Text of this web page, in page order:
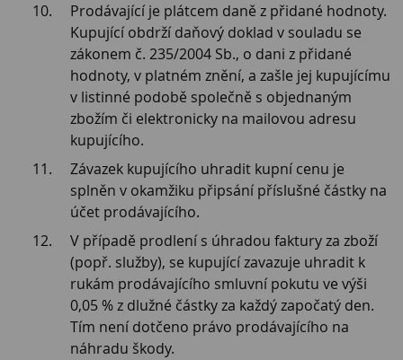
Prodávající je plátcem daně z přidané hodnoty.
Kupující obdrží daňový doklad v souladu se
zákonem č. 235/2004 Sb., o dani z přidané
hodnoty, v platném znění, a zašle jej kupujícímu
v listinné podobě společně s objednaným
zbožím či elektronicky na mailovou adresu
kupujícího.
Závazek kupujícího uhradit kupní cenu je
splněn v okamžiku připsání příslušné částky na
účet prodávajícího.
V případě prodlení s úhradou faktury za zboží
(popř. služby), se kupující zavazuje uhradit k
rukám prodávajícího smluvní pokutu ve výši
0,05 % z dlužné částky za každý započatý den.
Tím není dotčeno právo prodávajícího na
náhradu škody.